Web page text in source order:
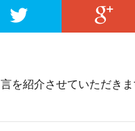
を紹介させていただきま